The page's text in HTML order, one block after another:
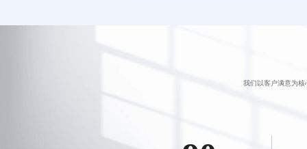
我们以客户满意为